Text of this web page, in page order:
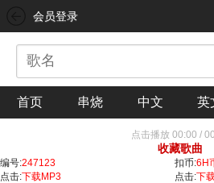
会员登录
首页 串烧 中文 英
点击播放 00:00 /
收藏歌曲
编号:247123 扣币:6H
点击:下载MP3 点击:下